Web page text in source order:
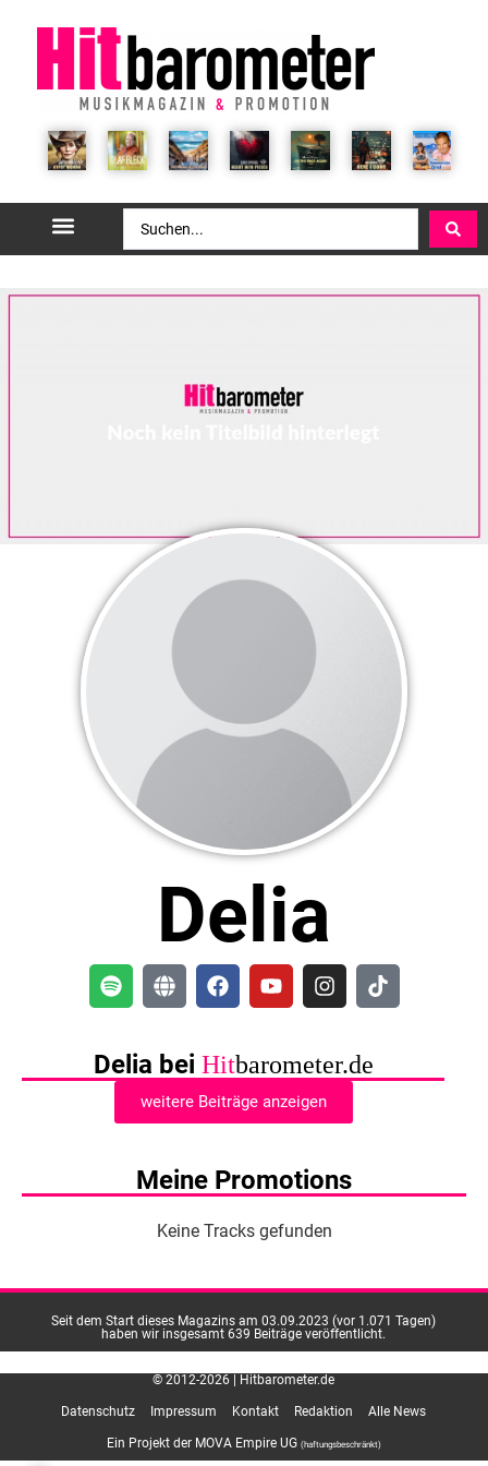
Delia
Delia bei Hitbarometer.de
weitere Beiträge anzeigen
Meine Promotions
Keine Tracks gefunden
Seit dem Start dieses Magazins am 03.09.2023 (vor 1.071 Tagen)
haben wir insgesamt 639 Beiträge veröffentlicht.
© 2012-2026 | Hitbarometer.de
Ein Projekt der MOVA Empire UG (haftungsbeschränkt)
Datenschutz Impressum Kontakt Redaktion Alle News